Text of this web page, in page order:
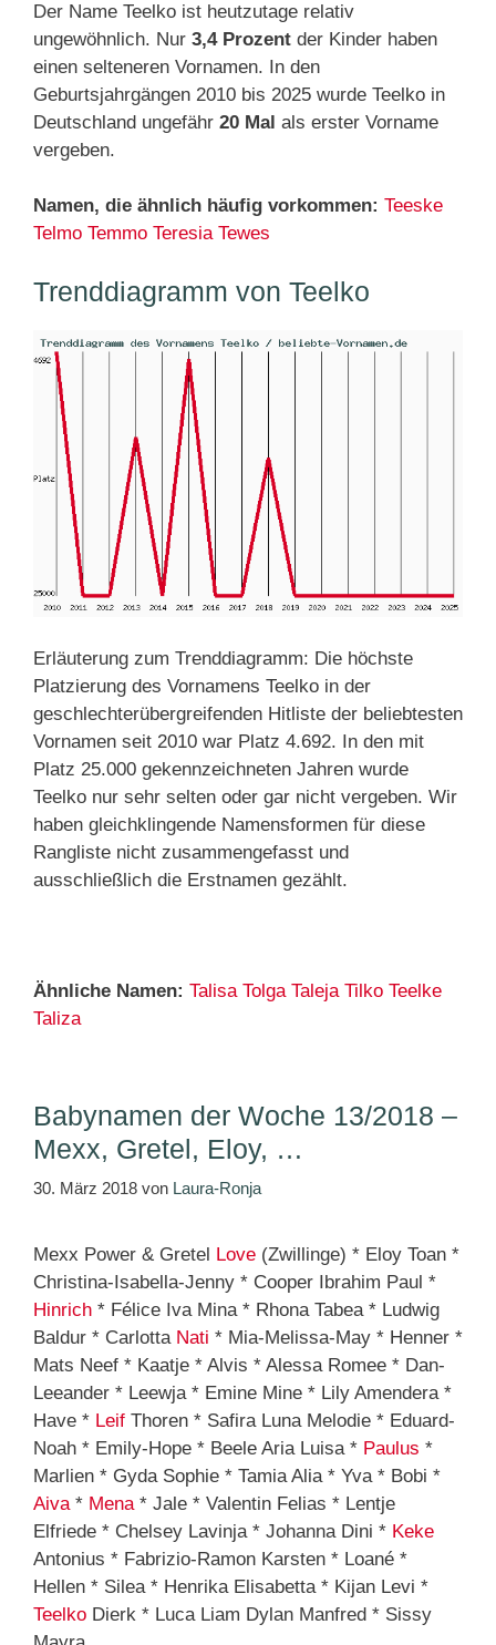
Der Name Teelko ist heutzutage relativ
ungewöhnlich. Nur 3,4 Prozent der Kinder haben
einen selteneren Vornamen. In den
Geburtsjahrgängen 2010 bis 2025 wurde Teelko in
Deutschland ungefähr 20 Mal als erster Vorname
vergeben.
Namen, die ähnlich häufig vorkommen: Teeske
Telmo Temmo Teresia Tewes
Trenddiagramm von Teelko
Erläuterung zum Trenddiagramm: Die höchste
Platzierung des Vornamens Teelko in der
geschlechterübergreifenden Hitliste der beliebtesten
Vornamen seit 2010 war Platz 4.692. In den mit
Platz 25.000 gekennzeichneten Jahren wurde
Teelko nur sehr selten oder gar nicht vergeben. Wir
haben gleichklingende Namensformen für diese
Rangliste nicht zusammengefasst und
ausschließlich die Erstnamen gezählt.
Ähnliche Namen: Talisa Tolga Taleja Tilko Teelke
Taliza
Babynamen der Woche 13/2018 –
Mexx, Gretel, Eloy, …
30. März 2018 von Laura-Ronja
Mexx Power & Gretel Love (Zwillinge) * Eloy Toan *
Christina-Isabella-Jenny * Cooper Ibrahim Paul *
Hinrich * Félice Iva Mina * Rhona Tabea * Ludwig
Baldur * Carlotta Nati * Mia-Melissa-May * Henner *
Mats Neef * Kaatje * Alvis * Alessa Romee * Dan-
Leeander * Leewja * Emine Mine * Lily Amendera *
Have * Leif Thoren * Safira Luna Melodie * Eduard-
Noah * Emily-Hope * Beele Aria Luisa * Paulus *
Marlien * Gyda Sophie * Tamia Alia * Yva * Bobi *
Aiva* Mena* Jale * Valentin Felias * Lentje
Elfriede * Chelsey Lavinja * Johanna Dini * Keke
Antonius * Fabrizio-Ramon Karsten * Loané *
Hellen * Silea * Henrika Elisabetta * Kijan Levi *
Teelko Dierk * Luca Liam Dylan Manfred * Sissy